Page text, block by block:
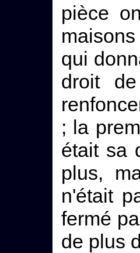
pièce
qui
droit
; la
était sa
plus,
n'était
fermé
de plus